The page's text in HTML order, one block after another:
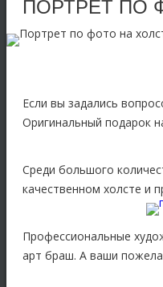
ПОРТРЕТ ПО
Если вы задались
Оригинальный подарок
Среди большого
качественном холсте и
Профессиональные
арт браш. А ваши